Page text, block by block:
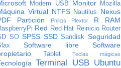
Modem USB Monitor Mozilla
Virtual NTFS Nautilus
Nexus
Partición Philips Plextor R RAM
Red Red Hat Reinicio Router
SO SPSS SSD Sandisk Seguridad
Software libre
Software
Tablet Teclas mágicas
Terminal USB Ubuntu